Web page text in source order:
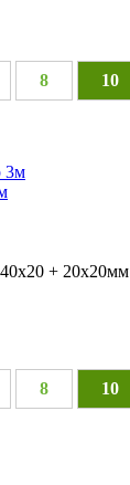
8
10
+ 20х20мм
8
10